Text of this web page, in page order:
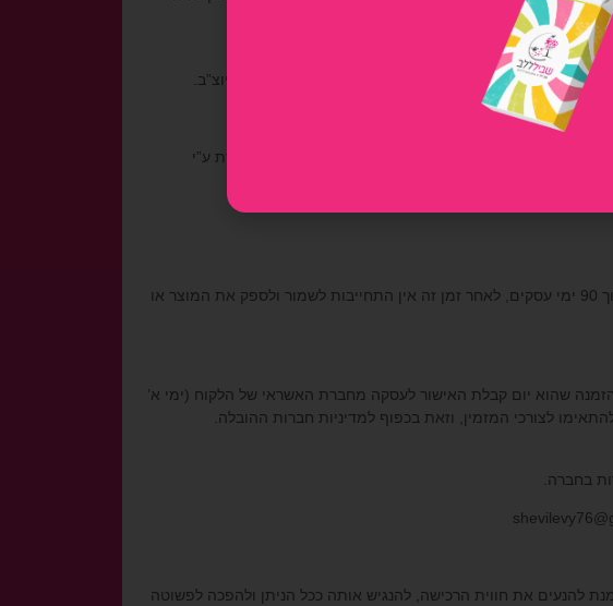
כרטיס אשראי כמפורט להלן.
הינם בתשלום על חשבון הלקוח אלא אם נקבע אחרת ע”י
לקוח מוזמן לאסוף את הזמנתו ללא תשלום בכתובת רבי עקיבא 28 בני ברק קומה שנייה. יש לאסוף את המוצר תוך 90 ימי עסקים, לאחר זמן זה אין התחייבות לשמור ולספק את המוצר או
שהוא יום קבלת האישור לעסקה מחברת האשראי של הלקוח (ימי א’
לצורכי המזמין, וזאת בכפוף למדיניות חברות ההובלה.
מנת להנעים את חווית הרכישה, להנגיש אותה ככל הניתן ולהפכה לפשוטה